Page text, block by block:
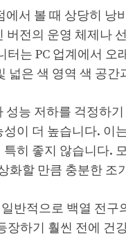
에서 볼 때 상당히
버전의 운영 체제나
는 PC 업계에서
넓은 색 영역 색 공
능 저하를 걱정하
이 더 높습니다. 이
히 좋지 않습니다.
화할 만큼 충분한 조
반적으로 백열 전
장하기 훨씬 전에 건